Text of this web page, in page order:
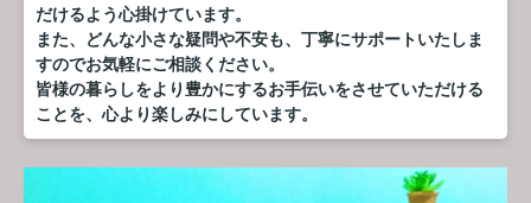
だけるよう心掛けています。
また、どんな小さな疑問や不安も、丁寧にサポートいたしま
すのでお気軽にご相談ください。
皆様の暮らしをより豊かにするお手伝いをさせていただける
ことを、心より楽しみにしています。